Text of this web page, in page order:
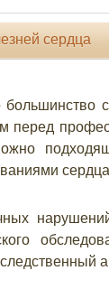
сердца
перед